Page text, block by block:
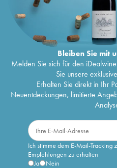
Bleiben Sie mit
Melden Sie sich für den
Sie unsere
Erhalten Sie direkt in Ihr
Neuentdeckungen, limitierte
Ich stimme dem E-Mail-Tracking
Empfehlungen zu erhalten
Ja
Nein